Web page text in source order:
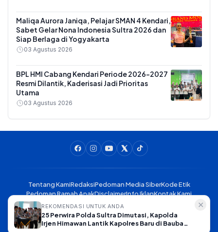
REKOMENDASI UNTUK ANDA
25 Perwira Polda Sultra Dimutasi, Kapolda
Irjen Himawan Lantik Kapolres Baru di Baubau
✕
Maliqa Aurora Janiqa, Pelajar SMAN 4 Kendari,
Sabet Gelar Nona Indonesia Sultra 2026 dan
Siap Berlaga di Yogyakarta
03 Agustus 2026
BPL HMI Cabang Kendari Periode 2026-2027
Resmi Dilantik, Kaderisasi Jadi Prioritas
Utama
03 Agustus 2026
Tentang KamiRedaksiPedoman Media SiberKode Etik
Pedoman Ramah AnakDisclaimerInfo IklanKontak Kami
Liputankendari.com - Meliput Kendari, Mengabarkan Sulawesi
Tenggara © 2025. All rights reserved.